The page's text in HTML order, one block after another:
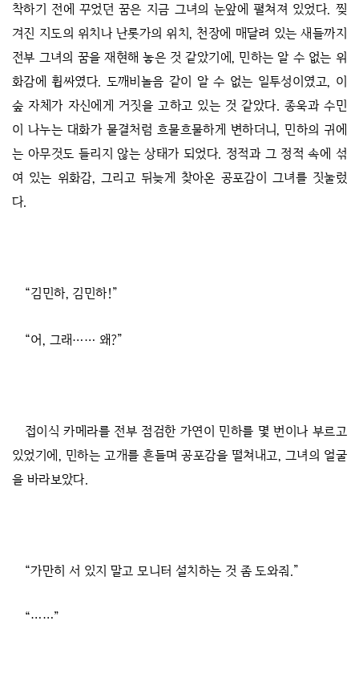
착하기 전에 꾸었던 꿈은 지금 그녀의 눈앞에 펼쳐져 있었다. 찢
겨진 지도의 위치나 난롯가의 위치, 천장에 매달려 있는 새들까지
전부 그녀의 꿈을 재현해 놓은 것 같았기에, 민하는 알 수 없는 위
화감에 휩싸였다. 도깨비놀음 같이 알 수 없는 일투성이였고, 이
숲 자체가 자신에게 거짓을 고하고 있는 것 같았다. 종욱과 수민
이 나누는 대화가 물결처럼 흐물흐물하게 변하더니, 민하의 귀에
는 아무것도 들리지 않는 상태가 되었다. 정적과 그 정적 속에 섞
여 있는 위화감, 그리고 뒤늦게 찾아온 공포감이 그녀를 짓눌렀
다.
“김민하, 김민하!”
“어, 그래…… 왜?”
접이식 카메라를 전부 점검한 가연이 민하를 몇 번이나 부르고
있었기에, 민하는 고개를 흔들며 공포감을 떨쳐내고, 그녀의 얼굴
을 바라보았다.
“가만히 서 있지 말고 모니터 설치하는 것 좀 도와줘.”
“……”